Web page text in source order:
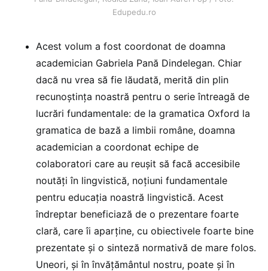
Edupedu.ro
Acest volum a fost coordonat de doamna
academician Gabriela Pană Dindelegan. Chiar
dacă nu vrea să fie lăudată, merită din plin
recunoștința noastră pentru o serie întreagă de
lucrări fundamentale: de la gramatica Oxford la
gramatica de bază a limbii române, doamna
academician a coordonat echipe de
colaboratori care au reușit să facă accesibile
noutăți în lingvistică, noțiuni fundamentale
pentru educația noastră lingvistică. Acest
îndreptar beneficiază de o prezentare foarte
clară, care îi aparține, cu obiectivele foarte bine
prezentate și o sinteză normativă de mare folos.
Uneori, și în învățământul nostru, poate și în